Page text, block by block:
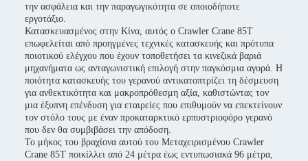
την ασφάλεια και την παραγωγικότητα σε οποιοδήποτε
εργοτάξιο.
Κατασκευασμένος στην Κίνα, αυτός ο Crawler Crane 85T
επωφελείται από προηγμένες τεχνικές κατασκευής και πρότυπα
ποιοτικού ελέγχου που έχουν τοποθετήσει τα κινεζικά βαριά
μηχανήματα ως ανταγωνιστική επιλογή στην παγκόσμια αγορά. Η
ποιότητα κατασκευής του γερανού αντικατοπτρίζει τη δέσμευση
για ανθεκτικότητα και μακροπρόθεσμη αξία, καθιστώντας τον
μια έξυπνη επένδυση για εταιρείες που επιθυμούν να επεκτείνουν
τον στόλο τους με έναν προκαταρκτικό ερπυστριοφόρο γερανό
που δεν θα συμβιβάσει την απόδοση.
Το μήκος του βραχίονα αυτού του Μεταχειρισμένου Crawler
Crane 85T ποικίλλει από 24 μέτρα έως εντυπωσιακά 96 μέτρα,